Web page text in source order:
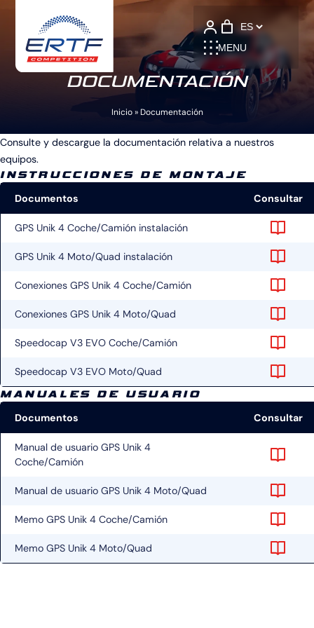
MENU
Language
DOCUMENTACIÓN
Inicio»Documentación
Consulte y descargue la documentación relativa a nuestros
equipos.
INSTRUCCIONES DE MONTAJE
Documentos Consultar
GPS Unik 4 Coche/Camión instalación
GPS Unik 4 Moto/Quad instalación
Conexiones GPS Unik 4 Coche/Camión
Conexiones GPS Unik 4 Moto/Quad
Speedocap V3 EVO Coche/Camión
Speedocap V3 EVO Moto/Quad
MANUALES DE USUARIO
Documentos Consultar
Manual de usuario GPS Unik 4
Coche/Camión
Manual de usuario GPS Unik 4 Moto/Quad
Memo GPS Unik 4 Coche/Camión
Memo GPS Unik 4 Moto/Quad